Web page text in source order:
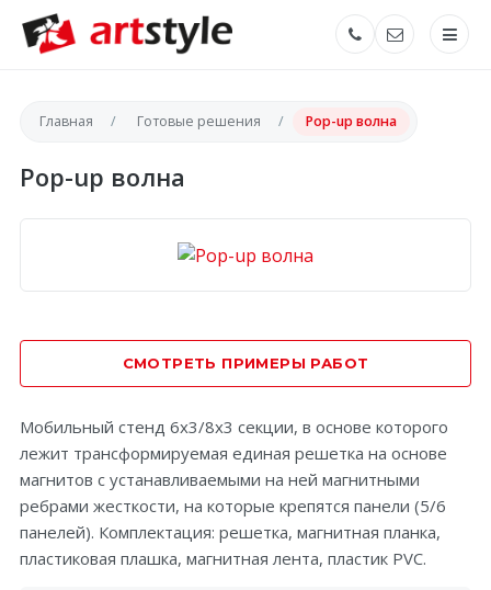
Главная Готовые решения Pop-up волна
Pop-up волна
СМОТРЕТЬ ПРИМЕРЫ РАБОТ
Мобильный стенд 6х3/8х3 секции, в основе которого
лежит трансформируемая единая решетка на основе
магнитов с устанавливаемыми на ней магнитными
ребрами жесткости, на которые крепятся панели (5/6
панелей). Комплектация: решетка, магнитная планка,
пластиковая плашка, магнитная лента, пластик PVC.